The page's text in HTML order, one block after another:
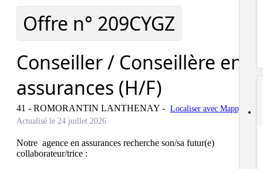
Offre n° 209CYGZ
Conseiller / Conseillère en
assurances (H/F)
41 - ROMORANTIN LANTHENAY - Localiser avec Mappy
Actualisé le 24 juillet 2026
Notre  agence en assurances recherche son/sa futur(e)
collaborateur/trice :